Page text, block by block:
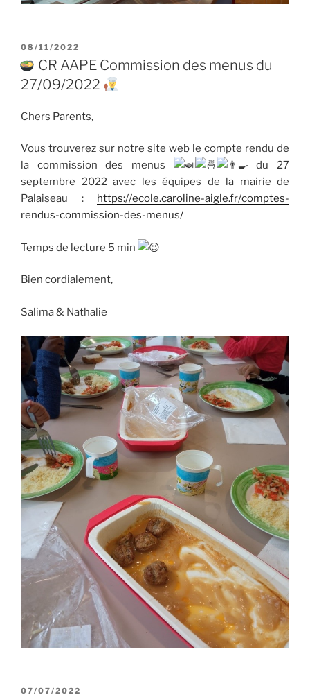
PUBLIÉ
LE
08/11/2022
CR AAPE Commission des menus du
27/09/2022
Chers Parents,
Vous trouverez sur notre site web le compte rendu de
la commission des menus
du 27
septembre 2022 avec les équipes de la mairie de
Palaiseau : https://ecole.caroline-aigle.fr/comptes-
rendus-commission-des-menus/
Temps de lecture 5 min
Bien cordialement,
Salima & Nathalie
PUBLIÉ
07/07/2022